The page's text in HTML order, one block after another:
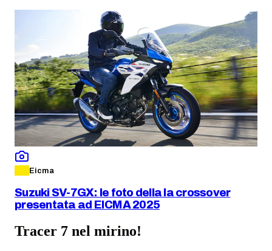
Eicma
Suzuki SV-7GX: le foto della la crossover
presentata ad EICMA 2025
Tracer 7 nel mirino!